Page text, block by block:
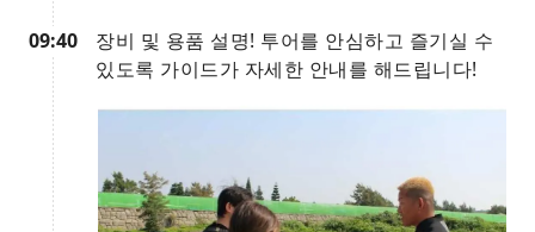
09:40
장비 및 용품 설명! 투어를 안심하고 즐기실 수
있도록 가이드가 자세한 안내를 해드립니다!